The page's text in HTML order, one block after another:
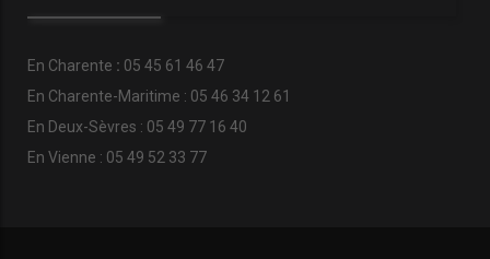
En Charente : 05 45 61 46 47
En Charente-Maritime : 05 46 34 12 61
En Deux-Sèvres : 05 49 77 16 40
En Vienne : 05 49 52 33 77